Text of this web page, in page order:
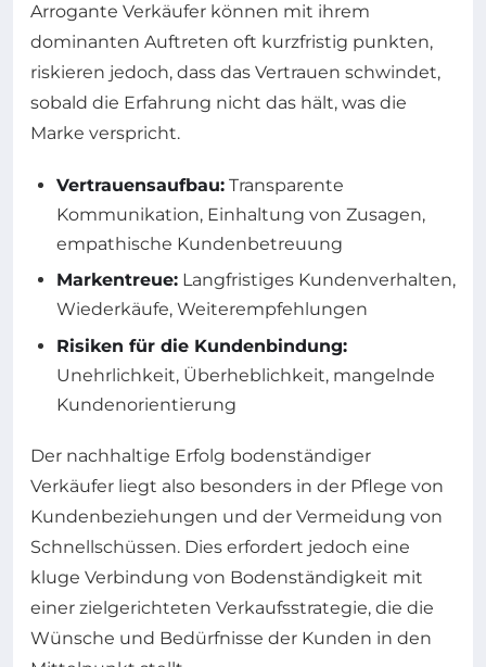
Arrogante Verkäufer können mit ihrem
dominanten Auftreten oft kurzfristig punkten,
riskieren jedoch, dass das Vertrauen schwindet,
sobald die Erfahrung nicht das hält, was die
Marke verspricht.
Vertrauensaufbau: Transparente
Kommunikation, Einhaltung von Zusagen,
empathische Kundenbetreuung
Markentreue: Langfristiges Kundenverhalten,
Wiederkäufe, Weiterempfehlungen
Risiken für die Kundenbindung:
Unehrlichkeit, Überheblichkeit, mangelnde
Kundenorientierung
Der nachhaltige Erfolg bodenständiger
Verkäufer liegt also besonders in der Pflege von
Kundenbeziehungen und der Vermeidung von
Schnellschüssen. Dies erfordert jedoch eine
kluge Verbindung von Bodenständigkeit mit
einer zielgerichteten Verkaufsstrategie, die die
Wünsche und Bedürfnisse der Kunden in den